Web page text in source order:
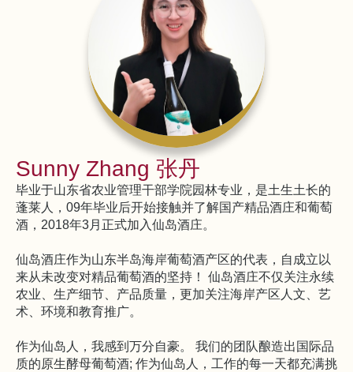
Sunny Zhang 张丹
毕业于山东省农业管理干部学院园林专业，是土生土长的
蓬莱人，09年毕业后开始接触并了解国产精品酒庄和葡萄
酒，2018年3月正式加入仙岛酒庄。
仙岛酒庄作为山东半岛海岸葡萄酒产区的代表，自成立以
来从未改变对精品葡萄酒的坚持！ 仙岛酒庄不仅关注永续
农业、生产细节、产品质量，更加关注海岸产区人文、艺
术、环境和教育推广。
作为仙岛人，我感到万分自豪。 我们的团队酿造出国际品
质的原生酵母葡萄酒; 作为仙岛人，工作的每一天都充满挑